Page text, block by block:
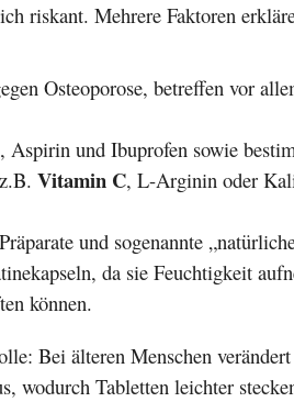
riskant. Mehrere Faktoren
Osteoporose, betreffen vor
, Aspirin und Ibuprofen sowie
Vitamin C, L-Arginin oder
und sogenannte
da sie Feuchtigkeit
können.
Bei älteren Menschen
wodurch Tabletten leichter